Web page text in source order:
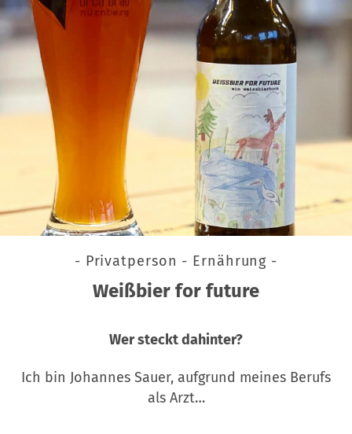
- Privatperson - Ernährung -
Weißbier for future
Wer steckt dahinter?
Ich bin Johannes Sauer, aufgrund meines Berufs
als Arzt…